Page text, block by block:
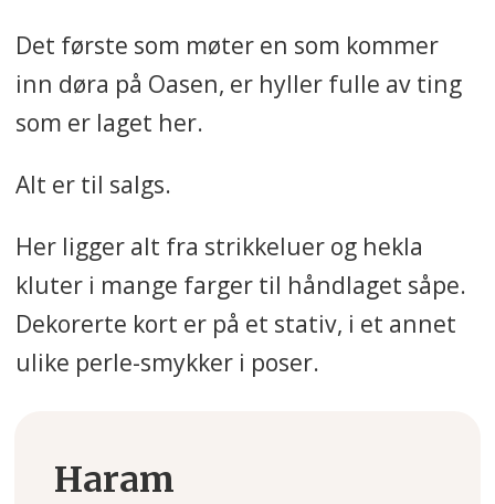
det at økonomien er under
statlig kontroll.
Andre del av
kommunekommisjonen
forslag tilendring av den
juridiske og økonomiske
styringen av kommunesektoren
bli vurdert.
Det første som møter en som kommer
inn døra på Oasen, er hyller fulle av ting
som er laget her.
Alt er til salgs.
Her ligger alt fra strikkeluer og hekla
kluter i mange farger til håndlaget såpe.
Dekorerte kort er på et stativ, i et annet
ulike perle-smykker i poser.
Haram